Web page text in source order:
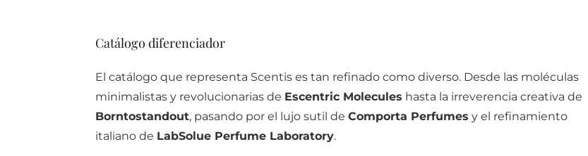
Catálogo diferenciador
El catálogo que representa Scentis es tan refinado como diverso. Desde las moléculas
minimalistas y revolucionarias de Escentric Molecules hasta la irreverencia creativa de
Borntostandout, pasando por el lujo sutil de Comporta Perfumes y el refinamiento
italiano de LabSolue Perfume Laboratory.